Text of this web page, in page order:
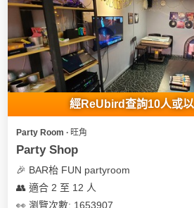
經ReUbird查詢10人或
Party Room ∙ 旺角
Party Shop
🎉 BAR枱 FUN partyroom
👥 適合 2 至 12 人
👀 瀏覽次數: 1653907